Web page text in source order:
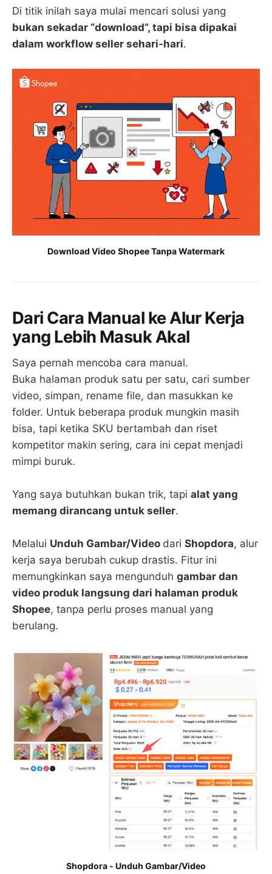
Di titik inilah saya mulai mencari solusi yang
bukan sekadar “download”, tapi bisa dipakai
dalam workflow seller sehari-hari.
Download Video Shopee Tanpa Watermark
Dari Cara Manual ke Alur Kerja
yang Lebih Masuk Akal
Saya pernah mencoba cara manual.
Buka halaman produk satu per satu, cari sumber
video, simpan, rename file, dan masukkan ke
folder. Untuk beberapa produk mungkin masih
bisa, tapi ketika SKU bertambah dan riset
kompetitor makin sering, cara ini cepat menjadi
mimpi buruk.
Yang saya butuhkan bukan trik, tapi alat yang
memang dirancang untuk seller.
Melalui Unduh Gambar/Video dari Shopdora, alur
kerja saya berubah cukup drastis. Fitur ini
memungkinkan saya mengunduh gambar dan
video produk langsung dari halaman produk
Shopee, tanpa perlu proses manual yang
berulang.
Shopdora - Unduh Gambar/Video